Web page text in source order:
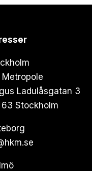
Ladulåsgatan 3
63 Stockholm